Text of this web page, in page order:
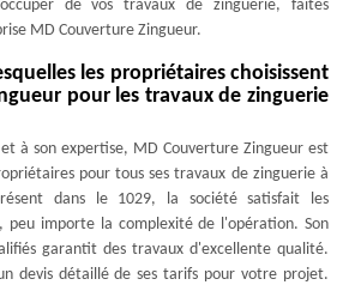
de vos travaux de zinguerie, faites
MD Couverture Zingueur.
les propriétaires choisissent
pour les travaux de zinguerie
à son expertise, MD Couverture Zingueur est
pour tous ses travaux de zinguerie à
dans le 1029, la société satisfait les
peu importe la complexité de l'opération. Son
garantit des travaux d'excellente qualité.
devis détaillé de ses tarifs pour votre projet.